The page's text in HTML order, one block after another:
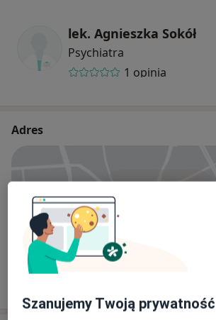
lek. Agnieszka Sokół
Psychiatra
1 opinia
Adres
Poradnia Psychiatryczno-Psychologiczna w
Starachowicach
Hutnicza 2 A, 27-200 Starachowice
Szanujemy Twoją prywatność